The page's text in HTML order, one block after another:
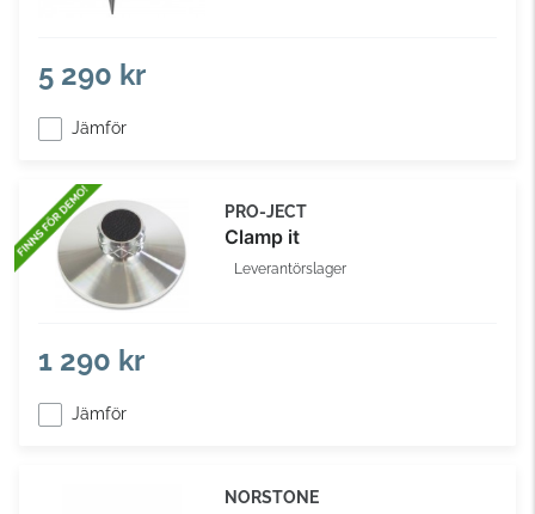
5 290 kr
Jämför
PRO-JECT
Clamp it
Leverantörslager
1 290 kr
Jämför
NORSTONE